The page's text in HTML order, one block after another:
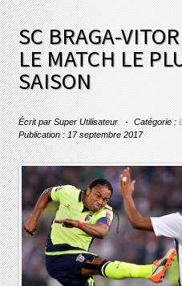
SC BRAGA-
LE MATCH LE
SAISON
Écrit parSuper Utilisateur Catégorie :
Publication : 17 septembre 2017